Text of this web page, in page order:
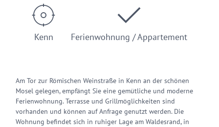
Kenn Ferienwohnung / Appartement
Am Tor zur Römischen Weinstraße in Kenn an der schönen
Mosel gelegen, empfängt Sie eine gemütliche und moderne
Ferienwohnung. Terrasse und Grillmöglichkeiten sind
vorhanden und können auf Anfrage genutzt werden. Die
Wohnung befindet sich in ruhiger Lage am Waldesrand, in